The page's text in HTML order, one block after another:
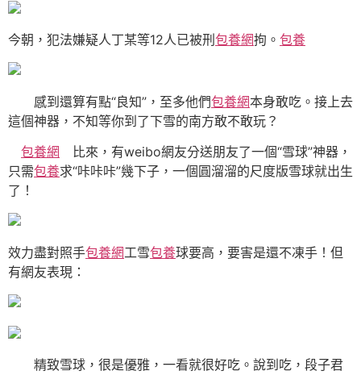
今朝，犯法嫌疑人丁某等12人已被刑包養網拘。 包養
感到還算有點“良知”，至多他們包養網本身敢吃。接上去
這個神器，不知等你到了下雪的南方敢不敢玩？
包養網 比來，有weibo網友分送朋友了一個“雪球”神器，
只需包養求“咔咔咔”幾下子，一個圓溜溜的尺度版雪球就出生
了！
效力盡對照手包養網工雪包養球要高，要害是還不凍手！但
有網友表現：
精致雪球，很是優雅，一看就很好吃。說到吃，段子君